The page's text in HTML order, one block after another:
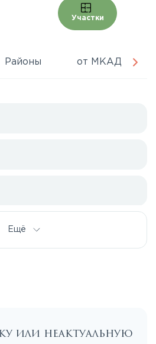
Участки
Районы от МКАД
Ещё
или неактуальную